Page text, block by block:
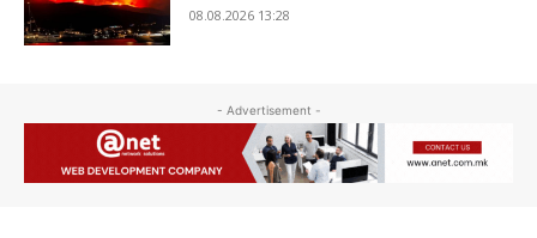
08.08.2026 13:28
- Advertisement -